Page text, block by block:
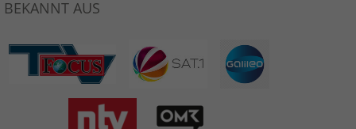
BEKANNT AUS